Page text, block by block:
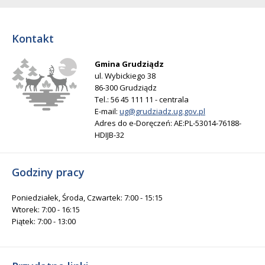
Kontakt
Gmina Grudziądz
ul. Wybickiego 38
86-300 Grudziądz
Tel.: 56 45 111 11 - centrala
E-mail: ug@grudziadz.ug.gov.pl
Adres do e-Doręczeń: AE:PL-53014-76188-
HDIJB-32
Godziny pracy
Poniedziałek, Środa, Czwartek: 7:00 - 15:15
Wtorek: 7:00 - 16:15
Piątek: 7:00 - 13:00